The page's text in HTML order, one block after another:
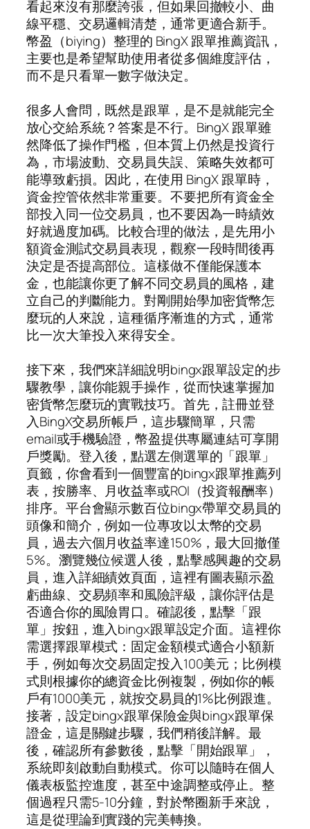
看起來沒有那麼誇張，但如果回撤較小、曲
線平穩、交易邏輯清楚，通常更適合新手。
幣盈（biying）整理的 BingX 跟單推薦資訊，
主要也是希望幫助使用者從多個維度評估，
而不是只看單一數字做決定。
很多人會問，既然是跟單，是不是就能完全
放心交給系統？答案是不行。BingX 跟單雖
然降低了操作門檻，但本質上仍然是投資行
為，市場波動、交易員失誤、策略失效都可
能導致虧損。因此，在使用 BingX 跟單時，
資金控管依然非常重要。不要把所有資金全
部投入同一位交易員，也不要因為一時績效
好就過度加碼。比較合理的做法，是先用小
額資金測試交易員表現，觀察一段時間後再
決定是否提高部位。這樣做不僅能保護本
金，也能讓你更了解不同交易員的風格，建
立自己的判斷能力。對剛開始學加密貨幣怎
麼玩的人來說，這種循序漸進的方式，通常
比一次大筆投入來得安全。
接下來，我們來詳細說明bingx跟單設定的步
驟教學，讓你能親手操作，從而快速掌握加
密貨幣怎麼玩的實戰技巧。首先，註冊並登
入BingX交易所帳戶，這步驟簡單，只需
email或手機驗證，幣盈提供專屬連結可享開
戶獎勵。登入後，點選左側選單的「跟單」
頁籤，你會看到一個豐富的bingx跟單推薦列
表，按勝率、月收益率或ROI（投資報酬率）
排序。平台會顯示數百位bingx帶單交易員的
頭像和簡介，例如一位專攻以太幣的交易
員，過去六個月收益率達150%，最大回撤僅
5%。瀏覽幾位候選人後，點擊感興趣的交易
員，進入詳細績效頁面，這裡有圖表顯示盈
虧曲線、交易頻率和風險評級，讓你評估是
否適合你的風險胃口。確認後，點擊「跟
單」按鈕，進入bingx跟單設定介面。這裡你
需選擇跟單模式：固定金額模式適合小額新
手，例如每次交易固定投入100美元；比例模
式則根據你的總資金比例複製，例如你的帳
戶有1000美元，就按交易員的1%比例跟進。
接著，設定bingx跟單保險金與bingx跟單保
證金，這是關鍵步驟，我們稍後詳解。最
後，確認所有參數後，點擊「開始跟單」，
系統即刻啟動自動模式。你可以隨時在個人
儀表板監控進度，甚至中途調整或停止。整
個過程只需5-10分鐘，對於幣圈新手來說，
這是從理論到實踐的完美轉換。